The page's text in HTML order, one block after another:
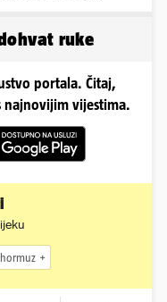
ruke
portala. Čitaj,
vijestima.
hormuz